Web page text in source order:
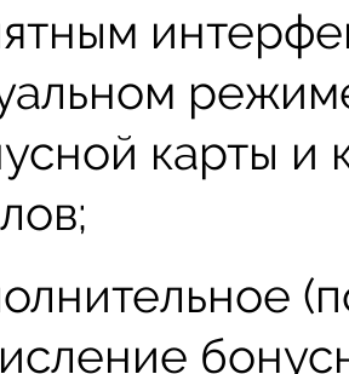
карты и